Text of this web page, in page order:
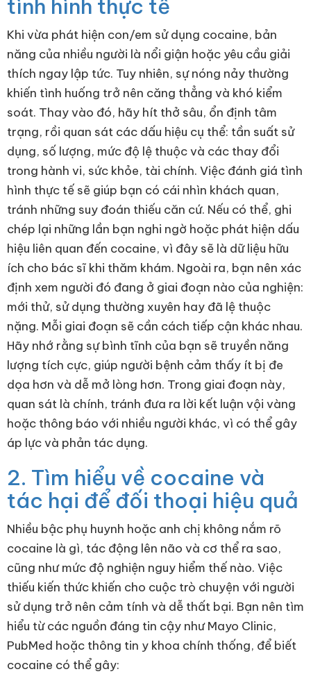
tình hình thực tế
Khi vừa phát hiện con/em sử dụng cocaine, bản
năng của nhiều người là nổi giận hoặc yêu cầu giải
thích ngay lập tức. Tuy nhiên, sự nóng nảy thường
khiến tình huống trở nên căng thẳng và khó kiểm
soát. Thay vào đó, hãy hít thở sâu, ổn định tâm
trạng, rồi quan sát các dấu hiệu cụ thể: tần suất sử
dụng, số lượng, mức độ lệ thuộc và các thay đổi
trong hành vi, sức khỏe, tài chính. Việc đánh giá tình
hình thực tế sẽ giúp bạn có cái nhìn khách quan,
tránh những suy đoán thiếu căn cứ. Nếu có thể, ghi
chép lại những lần bạn nghi ngờ hoặc phát hiện dấu
hiệu liên quan đến cocaine, vì đây sẽ là dữ liệu hữu
ích cho bác sĩ khi thăm khám. Ngoài ra, bạn nên xác
định xem người đó đang ở giai đoạn nào của nghiện:
mới thử, sử dụng thường xuyên hay đã lệ thuộc
nặng. Mỗi giai đoạn sẽ cần cách tiếp cận khác nhau.
Hãy nhớ rằng sự bình tĩnh của bạn sẽ truyền năng
lượng tích cực, giúp người bệnh cảm thấy ít bị đe
dọa hơn và dễ mở lòng hơn. Trong giai đoạn này,
quan sát là chính, tránh đưa ra lời kết luận vội vàng
hoặc thông báo với nhiều người khác, vì có thể gây
áp lực và phản tác dụng.
2. Tìm hiểu về cocaine và
tác hại để đối thoại hiệu quả
Nhiều bậc phụ huynh hoặc anh chị không nắm rõ
cocaine là gì, tác động lên não và cơ thể ra sao,
cũng như mức độ nghiện nguy hiểm thế nào. Việc
thiếu kiến thức khiến cho cuộc trò chuyện với người
sử dụng trở nên cảm tính và dễ thất bại. Bạn nên tìm
hiểu từ các nguồn đáng tin cậy như Mayo Clinic,
PubMed hoặc thông tin y khoa chính thống, để biết
cocaine có thể gây: